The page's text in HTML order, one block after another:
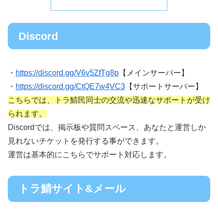
Discord
・ https://discord.gg/V6v5ZfTg8p 【メインサーバー】
・ https://discord.gg/CtQE7w4VC3 【サポートサーバー】
こちらでは、トラ鯖民同士の交流や迅速なサポートが受け
られます。
Discordでは、掲示板や質問スペース、あなたと運営しか
見れないチケットを発行する事ができます。
運営は基本的にこちらでサポート対応します。
トラ鯖サイト&メール